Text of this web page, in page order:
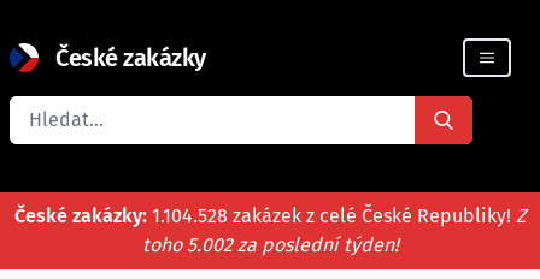
České zakázky
Registrace firmy
České zakázky: 1.104.528 zakázek z celé České Republiky! Z
toho 5.002 za poslední týden!